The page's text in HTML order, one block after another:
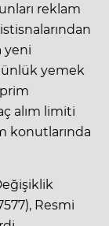
reklam
yeni
yemek
alım limiti
konutlarında
Resmi